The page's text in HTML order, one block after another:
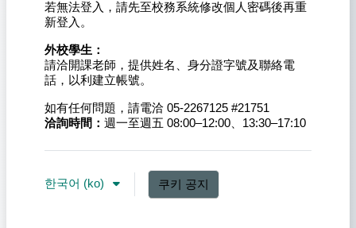
若無法登入，請先至校務系統修改個人密碼後再重
新登入。
外校學生：
請洽開課老師，提供姓名、身分證字號及聯絡電
話，以利建立帳號。
如有任何問題，請電洽 05-2267125 #21751
洽詢時間： 週一至週五 08:00–12:00、13:30–17:10
한국어 ‎(ko)‎ 쿠키 공지